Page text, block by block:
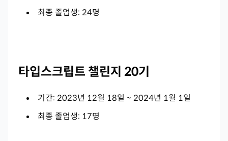
최종 졸업생: 24명
타입스크립트 챌린지 20기
기간: 2023년 12월 18일 ~ 2024년 1월 1일
최종 졸업생: 17명